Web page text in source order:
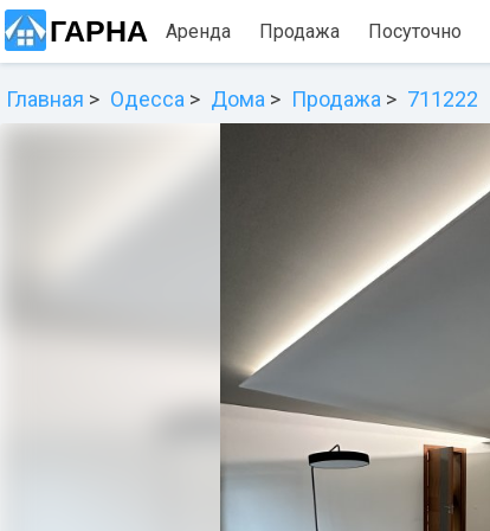
ГАРНА Аренда Продажа Посуточно
Главная Одесса Дома Продажа 711222